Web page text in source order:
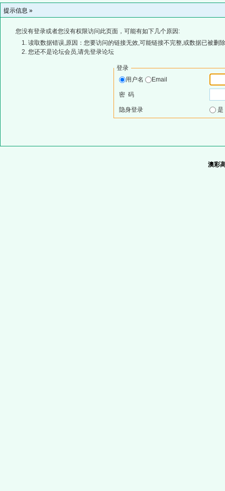
提示信息 »
您没有登录或者您没有权限访问此页面，可能有如下几个原因:
读取数据错误,原因：您要访问的链接无效,可能链接不完整,或数据已被删
您还不是论坛会员,请先登录论坛
登录
用户名
Email
密 码
隐身登录
澳彩